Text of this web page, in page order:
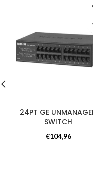
24PT GE
SWITCH
Switches
€104,96